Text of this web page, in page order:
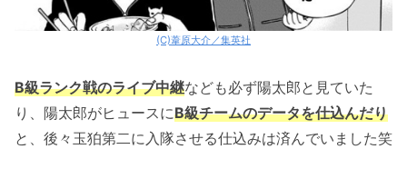
(C)葦原大介／集英社
B級ランク戦のライブ中継なども必ず陽太郎と見ていた
り、陽太郎がヒュースにB級チームのデータを仕込んだり
と、後々玉狛第二に入隊させる仕込みは済んでいました笑